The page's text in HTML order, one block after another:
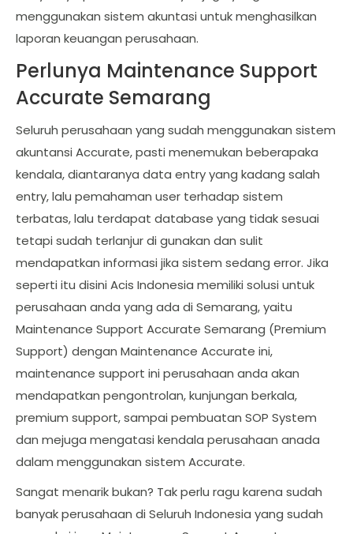
menggunakan sistem akuntasi untuk menghasilkan
laporan keuangan perusahaan.
Perlunya Maintenance Support
Accurate Semarang
Seluruh perusahaan yang sudah menggunakan sistem
akuntansi Accurate, pasti menemukan beberapaka
kendala, diantaranya data entry yang kadang salah
entry, lalu pemahaman user terhadap sistem
terbatas, lalu terdapat database yang tidak sesuai
tetapi sudah terlanjur di gunakan dan sulit
mendapatkan informasi jika sistem sedang error. Jika
seperti itu disini Acis Indonesia memiliki solusi untuk
perusahaan anda yang ada di Semarang, yaitu
Maintenance Support Accurate Semarang (Premium
Support) dengan Maintenance Accurate ini,
maintenance support ini perusahaan anda akan
mendapatkan pengontrolan, kunjungan berkala,
premium support, sampai pembuatan SOP System
dan mejuga mengatasi kendala perusahaan anada
dalam menggunakan sistem Accurate.
Sangat menarik bukan? Tak perlu ragu karena sudah
banyak perusahaan di Seluruh Indonesia yang sudah